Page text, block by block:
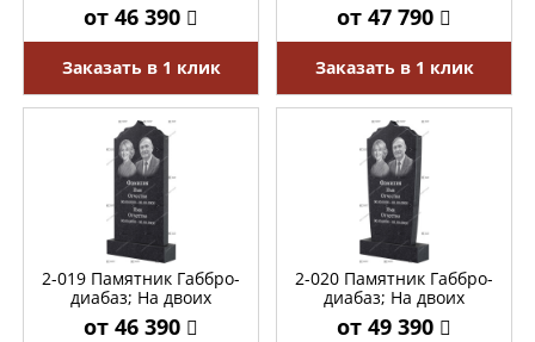
от 46 390
Заказать в 1 клик
от 47 790
Заказать в 1 клик
2-019 Памятник Габбро-
диабаз; На двоих
от 46 390
2-020 Памятник Габбро-
диабаз; На двоих
от 49 390